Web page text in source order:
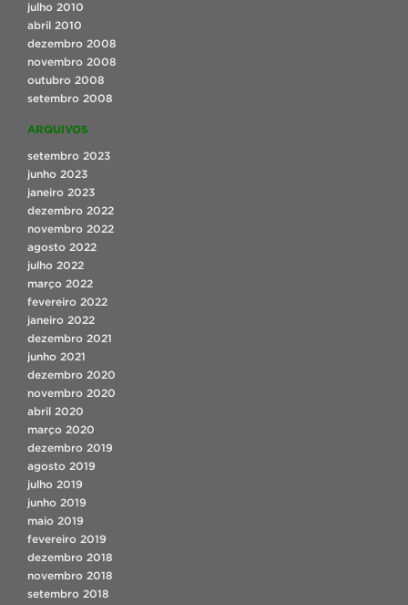
julho 2010
abril 2010
dezembro 2008
novembro 2008
outubro 2008
setembro 2008
ARQUIVOS
setembro 2023
junho 2023
janeiro 2023
dezembro 2022
novembro 2022
agosto 2022
julho 2022
março 2022
fevereiro 2022
janeiro 2022
dezembro 2021
junho 2021
dezembro 2020
novembro 2020
abril 2020
março 2020
dezembro 2019
agosto 2019
julho 2019
junho 2019
maio 2019
fevereiro 2019
dezembro 2018
novembro 2018
setembro 2018